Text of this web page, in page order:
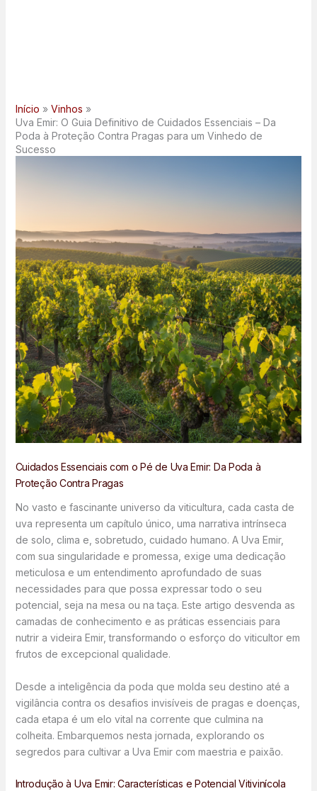
Início
Vinhos
Uva Emir: O Guia Definitivo de Cuidados Essenciais – Da
Poda à Proteção Contra Pragas para um Vinhedo de
Sucesso
Cuidados Essenciais com o Pé de Uva Emir: Da Poda à
Proteção Contra Pragas
No vasto e fascinante universo da viticultura, cada casta de
uva representa um capítulo único, uma narrativa intrínseca
de solo, clima e, sobretudo, cuidado humano. A Uva Emir,
com sua singularidade e promessa, exige uma dedicação
meticulosa e um entendimento aprofundado de suas
necessidades para que possa expressar todo o seu
potencial, seja na mesa ou na taça. Este artigo desvenda as
camadas de conhecimento e as práticas essenciais para
nutrir a videira Emir, transformando o esforço do viticultor em
frutos de excepcional qualidade.
Desde a inteligência da poda que molda seu destino até a
vigilância contra os desafios invisíveis de pragas e doenças,
cada etapa é um elo vital na corrente que culmina na
colheita. Embarquemos nesta jornada, explorando os
segredos para cultivar a Uva Emir com maestria e paixão.
Introdução à Uva Emir: Características e Potencial Vitivinícola